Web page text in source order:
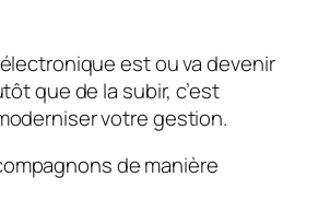
est ou va devenir
que de la subir, c’est
votre gestion.
de manière